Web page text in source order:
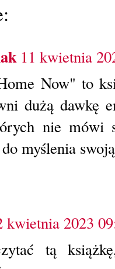
11 kwietnia
Now" to
dużą dawkę
nie mówi
myślenia
kwietnia 2023
tą